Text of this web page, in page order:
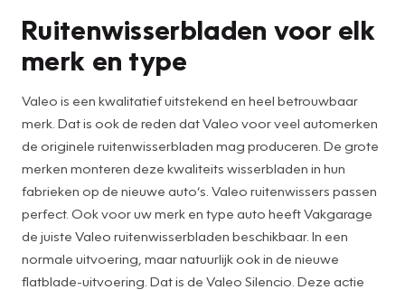
Ruitenwisserbladen voor elk
merk en type
Valeo is een kwalitatief uitstekend en heel betrouwbaar
merk. Dat is ook de reden dat Valeo voor veel automerken
de originele ruitenwisserbladen mag produceren. De grote
merken monteren deze kwaliteits wisserbladen in hun
fabrieken op de nieuwe auto’s. Valeo ruitenwissers passen
perfect. Ook voor uw merk en type auto heeft Vakgarage
de juiste Valeo ruitenwisserbladen beschikbaar. In een
normale uitvoering, maar natuurlijk ook in de nieuwe
flatblade-uitvoering. Dat is de Valeo Silencio. Deze actie